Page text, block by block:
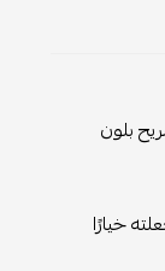
بلون
خيارًا